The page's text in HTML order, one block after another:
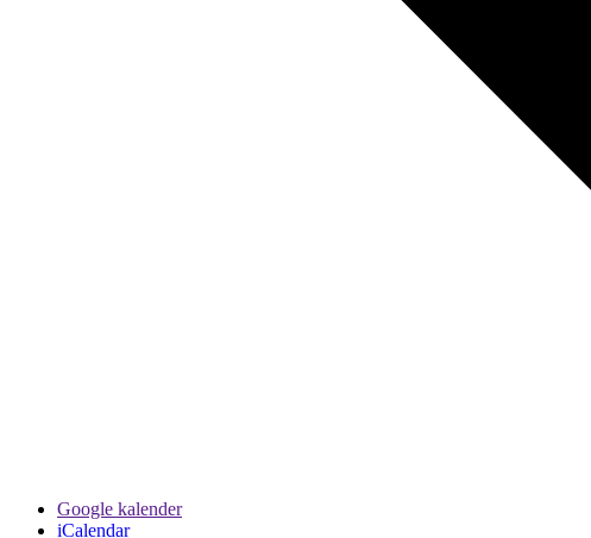
Google kalender
iCalendar